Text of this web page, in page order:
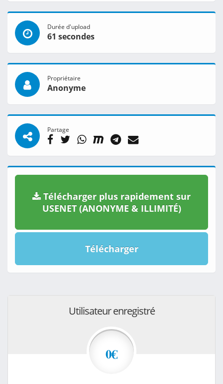
Durée d'upload
61 secondes
Propriétaire
Anonyme
Partage
Télécharger plus rapidement sur
USENET (ANONYME & ILLIMITÉ)
Télécharger
Utilisateur enregistré
0€